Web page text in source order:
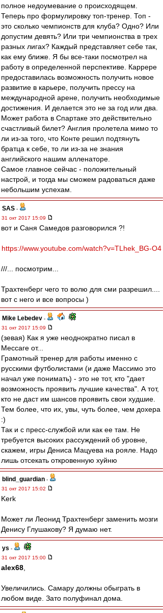
полное недоумевание о происходящем.
Теперь про формулировку топ-тренер. Топ -
это сколько чемпионств для клуба? Одно? Или
допустим девять? Или три чемпионства в трех
разных лигах? Каждый представляет себе так,
как ему ближе. Я бы все-таки посмотрел на
работу в определенной перспективе. Каррере
предоставилась возможность получить новое
развитие в карьере, получить прессу на
международной арене, получить необходимые
достижения. И делается это не за год или два.
Может работа в Спартаке это действительно
счастливый билет? Англия пролетела мимо то
ли из-за того, что Конте решил подтянуть
братца к себе, то ли из-за не знания
английского нашим алленаторе.
Самое главное сейчас - положительный
настрой, и тогда мы сможем радоваться даже
небольшим успехам.
SAS -
31 окт 2017 15:09
вот и Саня Самедов разговорился ?!
https://www.youtube.com/watch?v=TLhek_BG-O4
///... посмотрим...
Трахтенберг чего то волю для сми разрешил....
вот с него и все вопросы )
Mike Lebedev -
31 окт 2017 15:09
(зевая) Как я уже неоднократно писал в
Мессаге от...
Грамотный тренер для работы именно с
русскими футболистами (и даже Массимо это
начал уже понимать) - это не тот, кто "дает
возможность проявить лучшие качества". А тот,
кто не даст им шансов проявить свои худшие.
Тем более, что их, увы, чуть более, чем дохера
:)
Так и с пресс-службой или как ее там. Не
требуется высоких рассуждений об уровне,
скажем, игры Дениса Мацуева на рояле. Надо
лишь отсекать откровенную хуйню
blind_guardian -
31 окт 2017 15:02
Kerk
Может ли Леонид Трахтенберг заменить мозги
Денису Глушакову? Я думаю нет.
ys -
31 окт 2017 15:00
alex68
Увеличились. Самару должны обыграть в
любом виде. Зато полуфинал дома.